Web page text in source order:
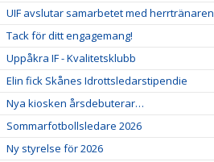
UIF avslutar samarbetet med herrtränaren
Tack för ditt engagemang!
Uppåkra IF - Kvalitetsklubb
Elin fick Skånes Idrottsledarstipendie
Nya kiosken årsdebuterar…
Sommarfotbollsledare 2026
Ny styrelse för 2026